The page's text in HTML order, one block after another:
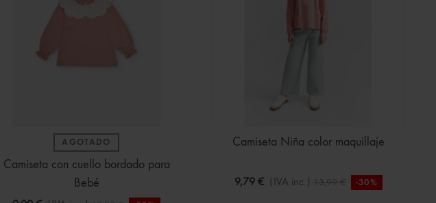
AGOTADO
Camiseta con cuello bordado para
Bebé
Camiseta Niña color maquillaje
9,79 € (IVA inc.) 13,99 € -30%